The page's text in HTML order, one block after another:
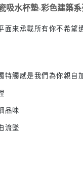
吸水杯墊-彩色建築系
面來承載所有你不希望
特觸感是我們為你親自
品味
流墜